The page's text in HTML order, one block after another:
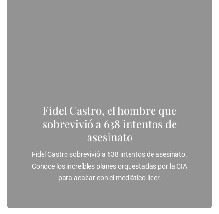
Fidel Castro, el hombre que
sobrevivió a 638 intentos de
asesinato
Fidel Castro sobrevivió a 638 intentos de asesinato.
Conoce los increíbles planes orquestadas por la CIA
para acabar con el mediático líder.